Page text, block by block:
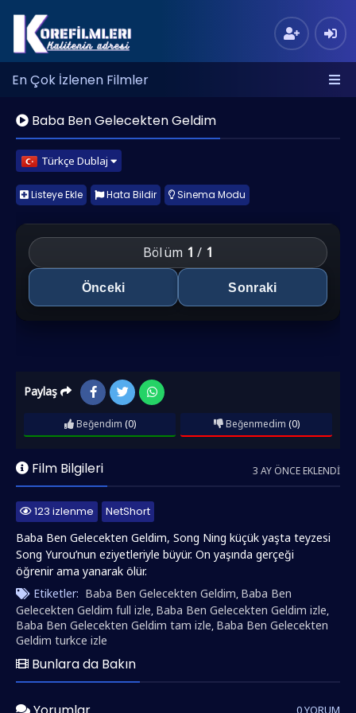
En Çok İzlenen Filmler
Baba Ben Gelecekten Geldim
Türkçe Dublaj
Listeye Ekle Hata Bildir Sinema Modu
Bölüm 1 / 1
Önceki Sonraki
Paylaş
Beğendim (0) Beğenmedim (0)
Film Bilgileri 3 AY ÖNCE EKLENDI
123 izlenme
NetShort
Baba Ben Gelecekten Geldim, Song Ning küçük yaşta teyzesi
Song Yurou’nun eziyetleriyle büyür. On yaşında gerçeği
öğrenir ama yanarak ölür.
Etiketler: Baba Ben Gelecekten Geldim, Baba Ben
Gelecekten Geldim full izle, Baba Ben Gelecekten Geldim izle,
Baba Ben Gelecekten Geldim tam izle, Baba Ben Gelecekten
Geldim turkce izle
Bunlara da Bakın
0 YORUM